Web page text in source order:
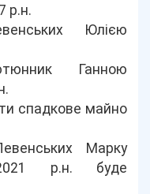
р.н.
Юлією
Ганною
спадкове майно
Марку
р.н. буде